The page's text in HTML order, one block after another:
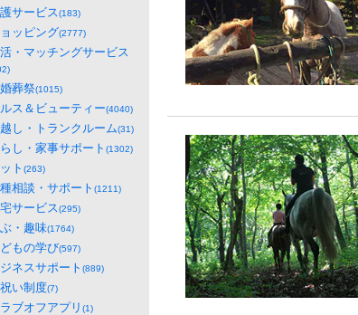
サービス(183)
ッピング(2777)
・マッチングサービス
葬祭(1015)
ス＆ビューティー(4040)
し・トランクルーム(31)
し・家事サポート (1302)
ト (263)
相談・サポート (1211)
サービス(295)
・趣味(1764)
もの学び(597)
ネスサポート (889)
い制度(7)
ブオフアプリ (1)